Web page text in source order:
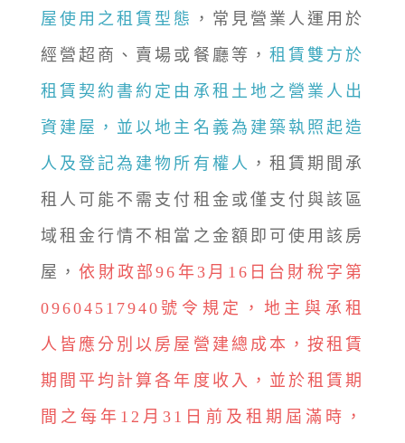
屋使用之租賃型態 ，常見營業人運用於
經營超商、賣場或餐廳等， 租賃雙方於
租賃契約書約定由承租土地之營業人出
資建屋，並以地主名義為建築執照起造
人及登記為建物所有權人 ，租賃期間承
租人可能不需支付租金或僅支付與該區
域租金行情不相當之金額即可使用該房
屋，依財政部96年3月16日台財稅字第
09604517940號令規定，地主與承租
人皆應分別以房屋營建總成本，按租賃
期間平均計算各年度收入，並於租賃期
間之每年12月31日前及租期屆滿時，